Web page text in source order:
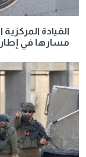
مسارها في إطار